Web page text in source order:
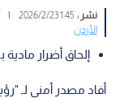
نشر :1:45 2026/2/23
الأردن
إلحاق أضرار
أفاد مصدر أمني لـ